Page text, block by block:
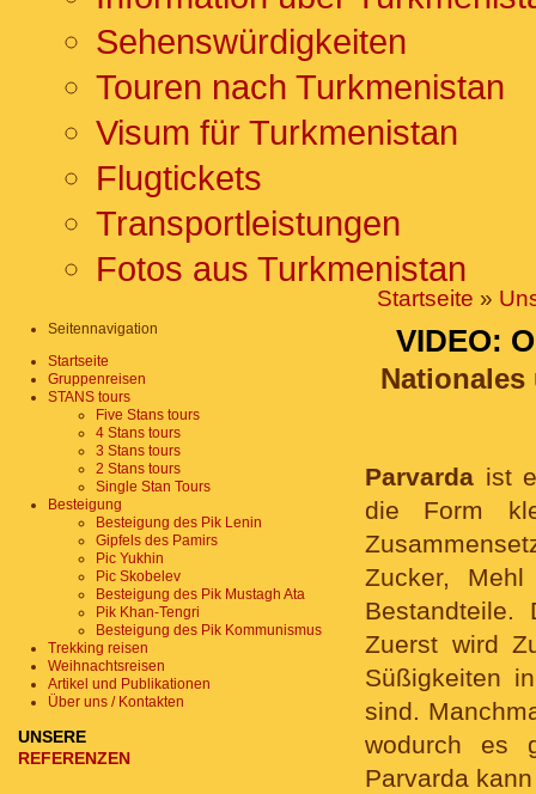
Sehenswürdigkeiten
Touren nach Turkmenistan
Visum für Turkmenistan
Flugtickets
Transportleistungen
Fotos aus Turkmenistan
Startseite »
VIDEO:
Nationales
Parvarda ist
die Form
Zucker,
Bestandteile.
Zuerst wird
Süßigkeiten
sind.
wodurch es
Parvarda
Seitennavigation
Startseite
Gruppenreisen
STANS tours
Five Stans tours
4 Stans tours
3 Stans tours
2 Stans tours
Single Stan Tours
Besteigung
Besteigung des Pik Lenin
Gipfels des Pamirs
Pic Yukhin
Pic Skobelev
Besteigung des Pik Mustagh Ata
Pik Khan-Tengri
Besteigung des Pik Kommunismus
Trekking reisen
Weihnachtsreisen
Artikel und Publikationen
Über uns / Kontakten
UNSERE
REFERENZEN